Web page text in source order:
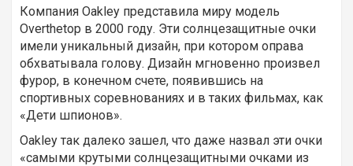
Компания Oakley представила миру модель
Overthetop в 2000 году. Эти солнцезащитные очки
имели уникальный дизайн, при котором оправа
обхватывала голову. Дизайн мгновенно произвел
фурор, в конечном счете, появившись на
спортивных соревнованиях и в таких фильмах, как
«Дети шпионов».
Oakley так далеко зашел, что даже назвал эти очки
«самыми крутыми солнцезащитными очками из